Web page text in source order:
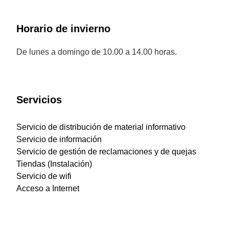
Horario de invierno
De lunes a domingo de 10.00 a 14.00 horas.
Servicios
Servicio de distribución de material informativo
Servicio de información
Servicio de gestión de reclamaciones y de quejas
Tiendas (Instalación)
Servicio de wifi
Acceso a Internet